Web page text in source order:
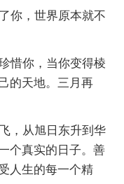
，世界原本就不
你，当你变得棱
的天地。三月再
，从旭日东升到华
个真实的日子。善
人生的每一个精